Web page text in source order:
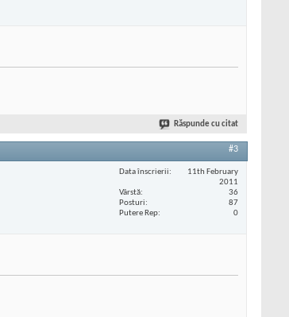
Răspunde cu citat
#3
Data înscrierii
11th February
2011
Vârstă
36
Posturi
87
Putere Rep
0